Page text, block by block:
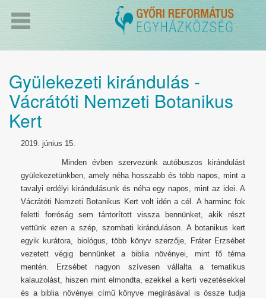
Gyülekezeti kirándulás -
Vácrátóti Nemzeti Botanikus
Kert
2019. június 15.
Minden évben szervezünk autóbuszos kirándulást
gyülekezetünkben, amely néha hosszabb és több napos, mint a
tavalyi erdélyi kirándulásunk és néha egy napos, mint az idei. A
Vácrátóti Nemzeti Botanikus Kert volt idén a cél. A harminc fok
feletti forróság sem tántorított vissza bennünket, akik részt
vettünk ezen a szép, szombati kiránduláson. A botanikus kert
egyik kurátora, biológus, több könyv szerzője, Fráter Erzsébet
vezetett végig bennünket a biblia növényei, mint fő téma
mentén. Erzsébet nagyon szívesen vállalta a tematikus
kalauzolást, hiszen mint elmondta, ezekkel a kerti vezetésekkel
és a biblia növényei című könyve megírásával is össze tudja